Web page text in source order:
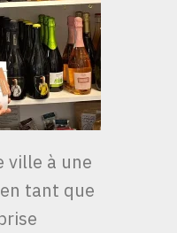
ville à une
tant que